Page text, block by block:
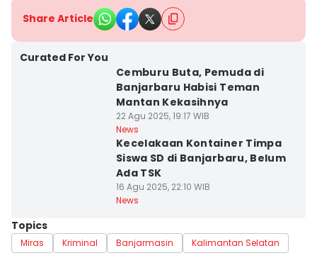
Share Article
Curated For You
Cemburu Buta, Pemuda di
Banjarbaru Habisi Teman
Mantan Kekasihnya
22 Agu 2025, 19:17 WIB
News
Kecelakaan Kontainer Timpa
Siswa SD di Banjarbaru, Belum
Ada TSK
16 Agu 2025, 22:10 WIB
News
Topics
Miras Kriminal Banjarmasin Kalimantan Selatan